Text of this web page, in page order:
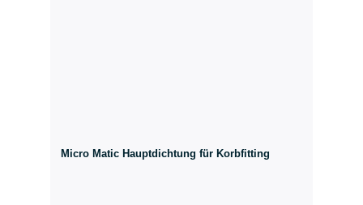
Micro Matic Hauptdichtung für Korbfitting